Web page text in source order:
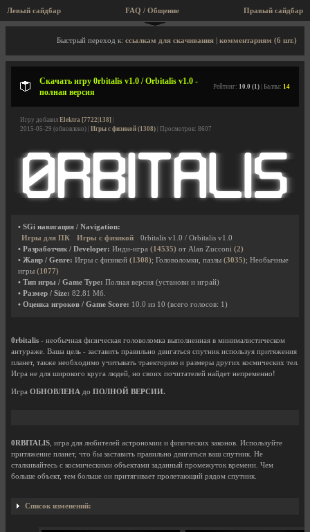
Левый сайдбар Правый сайдбар
FAQ / Общение
Описание игры, скриншоты, видео
Быстрый переход к: ссылкам для скачивания комментариям (6 шт.)
Скачать игру 0rbitalis v1.0 / Orbitalis v1.0 -
полная версия
Рейтинг: 10.0 (1) | Баллы: 14
Игру добавил Elektra [7722|138]
2015-05-29 (обновлено) | Игры с физикой (1308) | Просмотров: 8607
• SGi навигация / Navigation:
Игры для ПК
Игры с физикой
0rbitalis v1.0 / Orbitalis v1.0
• Разработчик / Developer: Инди-игра (14535) от Alan Zucconi (2)
• Жанр / Genre: Игры с физикой (1308); Головоломки, пазлы (3035); Необычные
игры (1077)
• Тип игры / Game Type: Полная версия (установи и играй)
• Размер / Size: 82.81 Мб.
• Оценка игроков / Game Score: 10.0 из 10 (всего голосов: 1 )
0rbitalis - необычная физическая головоломка выполненная в минималистическом
антураже. Ваша цель - заставить правильно двигаться спутник используя притяжения
планет, также необходимо учитывать траекторию и размеры других космических тел.
Игра не для широкого круга людей, но своих почитателей найдет непременно!
Игра ОБНОВЛЕНА до ПОЛНОЙ ВЕРСИИ.
0RBITALIS , игра для любителей астрономии и физических законов. Используйте
притяжение планет, что бы заставить правильно двигаться ваш спутник. Не
сталкивайтесь с космическими объектами заданный промежуток времени. Чем
больше объект, тем больше он притягивает пролетающий рядом спутник.
Список изменений: